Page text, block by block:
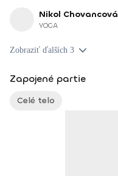
Nikol Chovancová
YOGA
Zobraziť ďalších 3
Zapojené partie
Celé telo